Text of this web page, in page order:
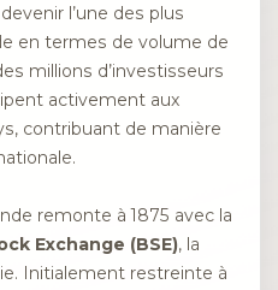
l’une des plus
en termes de volume de
millions d’investisseurs
activement aux
contribuant de manière
remonte à 1875 avec la
Exchange (BSE), la
Initialement restreinte à